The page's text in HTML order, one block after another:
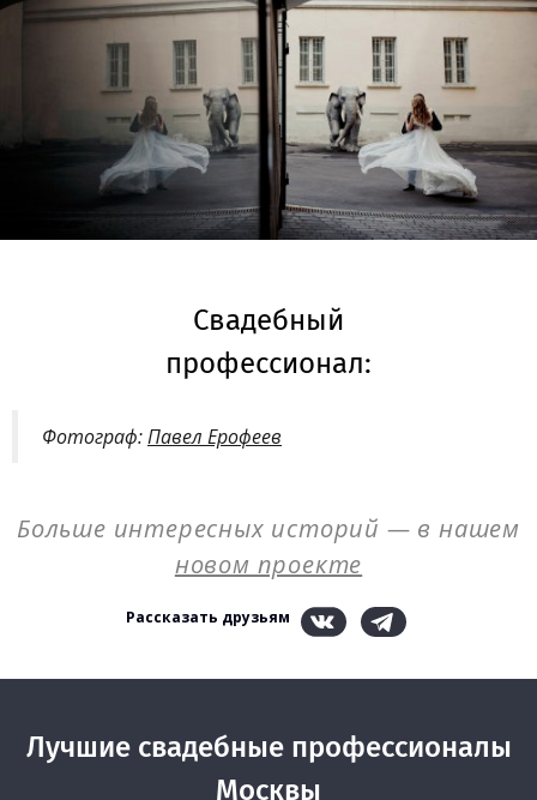
Свадебный
профессионал:
Фотограф:Павел Ерофеев
Больше интересных историй — в нашем
новом проекте
Рассказать друзьям
Лучшие свадебные профессионалы
Москвы